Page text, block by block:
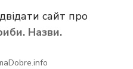
сайт про
Назви.